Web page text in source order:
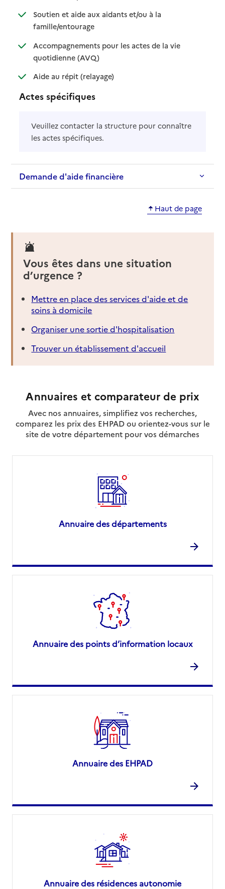
Soutien et aide aux aidants et/ou à la
famille/entourage: disponible
: non disponible
Accompagnements pour les actes de la vie
quotidienne (AVQ): disponible
: non disponible
Aide au répit (relayage): disponible
: non disponible
Actes spécifiques
Veuillez contacter la structure pour connaître
les actes spécifiques.
Demande d'aide financière
Haut de page
Vous êtes dans une situation
d’urgence ?
Mettre en place des services d'aide et de
soins à domicile
Organiser une sortie d'hospitalisation
Trouver un établissement d'accueil
Annuaires et comparateur de prix
Avec nos annuaires, simplifiez vos recherches,
comparez les prix des EHPAD ou orientez-vous sur le
site de votre département pour vos démarches
Annuaire des départements
Annuaire des points d’information locaux
Annuaire des EHPAD
Annuaire des résidences autonomie